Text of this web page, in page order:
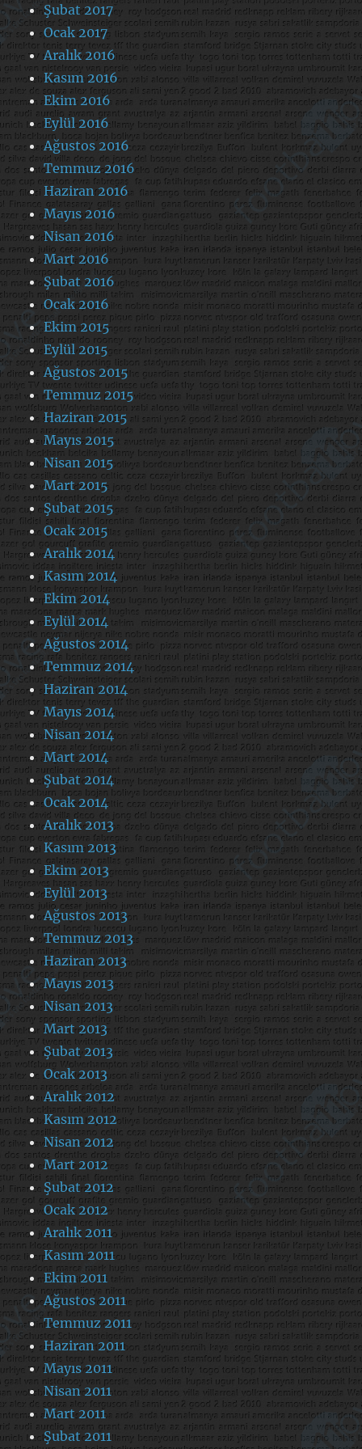
Şubat 2017
Ocak 2017
Aralık 2016
Kasım 2016
Ekim 2016
Eylül 2016
Ağustos 2016
Temmuz 2016
Haziran 2016
Mayıs 2016
Nisan 2016
Mart 2016
Şubat 2016
Ocak 2016
Ekim 2015
Eylül 2015
Ağustos 2015
Temmuz 2015
Haziran 2015
Mayıs 2015
Nisan 2015
Mart 2015
Şubat 2015
Ocak 2015
Aralık 2014
Kasım 2014
Ekim 2014
Eylül 2014
Ağustos 2014
Temmuz 2014
Haziran 2014
Mayıs 2014
Nisan 2014
Mart 2014
Şubat 2014
Ocak 2014
Aralık 2013
Kasım 2013
Ekim 2013
Eylül 2013
Ağustos 2013
Temmuz 2013
Haziran 2013
Mayıs 2013
Nisan 2013
Mart 2013
Şubat 2013
Ocak 2013
Aralık 2012
Kasım 2012
Nisan 2012
Mart 2012
Şubat 2012
Ocak 2012
Aralık 2011
Kasım 2011
Ekim 2011
Ağustos 2011
Temmuz 2011
Haziran 2011
Mayıs 2011
Nisan 2011
Mart 2011
Şubat 2011